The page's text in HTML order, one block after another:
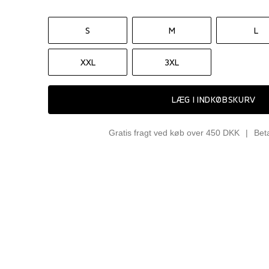
S M L
XXL 3XL
LÆG I INDKØBSKURV
Gratis fragt ved køb over 450 DKK